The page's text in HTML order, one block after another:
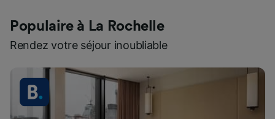
Populaire à La Rochelle
Rendez votre séjour inoubliable